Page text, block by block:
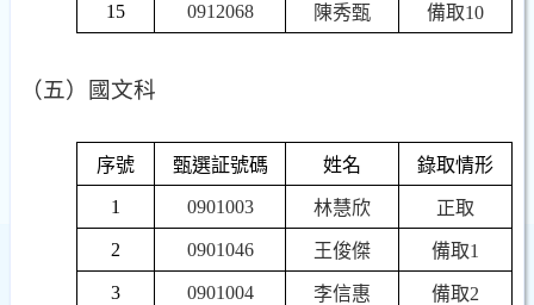
15 0912068 陳秀甄 備取10
（五）國文科
序號 甄選証號碼 姓名 錄取情形
1 0901003 林慧欣 正取
2 0901046 王俊傑 備取1
3 0901004 李信惠 備取2